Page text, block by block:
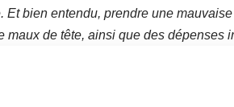
Et bien entendu, prendre une
maux de tête, ainsi que des dépenses